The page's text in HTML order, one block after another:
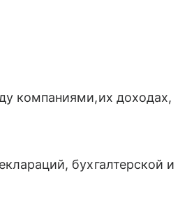
компаниями,их доходах,
бухгалтерской и